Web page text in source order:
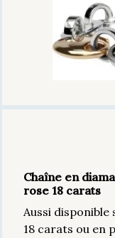
Chaîne en
rose 18 carats
Aussi
18 carats ou en